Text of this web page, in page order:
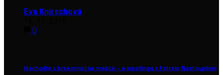
Eva Knirschová
0
Nechoďte s brokovnicí na vrabce – o emailingu s Petrem Nastoupilem